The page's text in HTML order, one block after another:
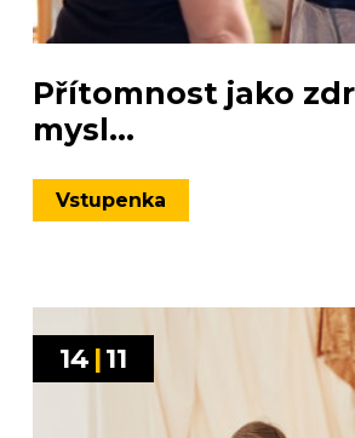
Přítomnost jako
mysl...
Vstupenka
14 |11